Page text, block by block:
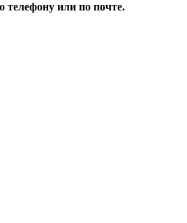
телефону или по почте.